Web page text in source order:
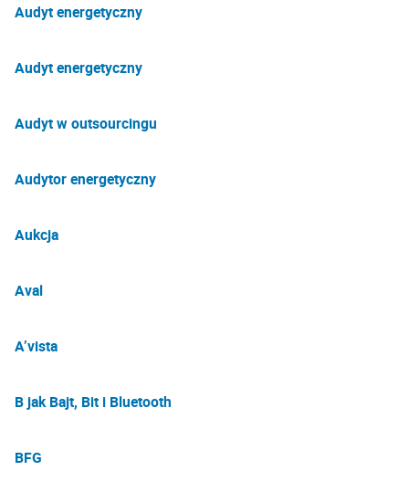
Audyt energetyczny
Audyt energetyczny
Audyt w outsourcingu
Audytor energetyczny
Aukcja
Aval
A’vista
B jak Bajt, Bit i Bluetooth
BFG